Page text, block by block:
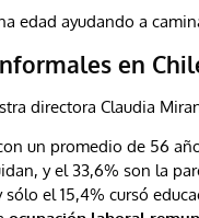
en
directora Claudia
un promedio de 56
y el 33,6% son la
sólo el 15,4% cursó